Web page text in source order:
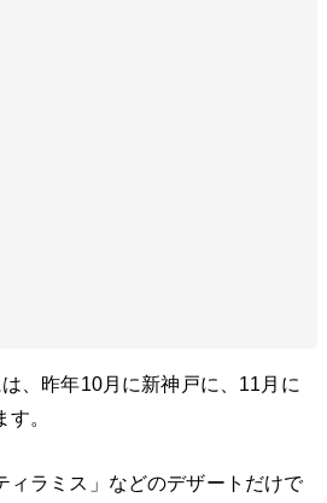
、昨年10月に新神戸に、11月に
。
ィラミス」などのデザートだけで